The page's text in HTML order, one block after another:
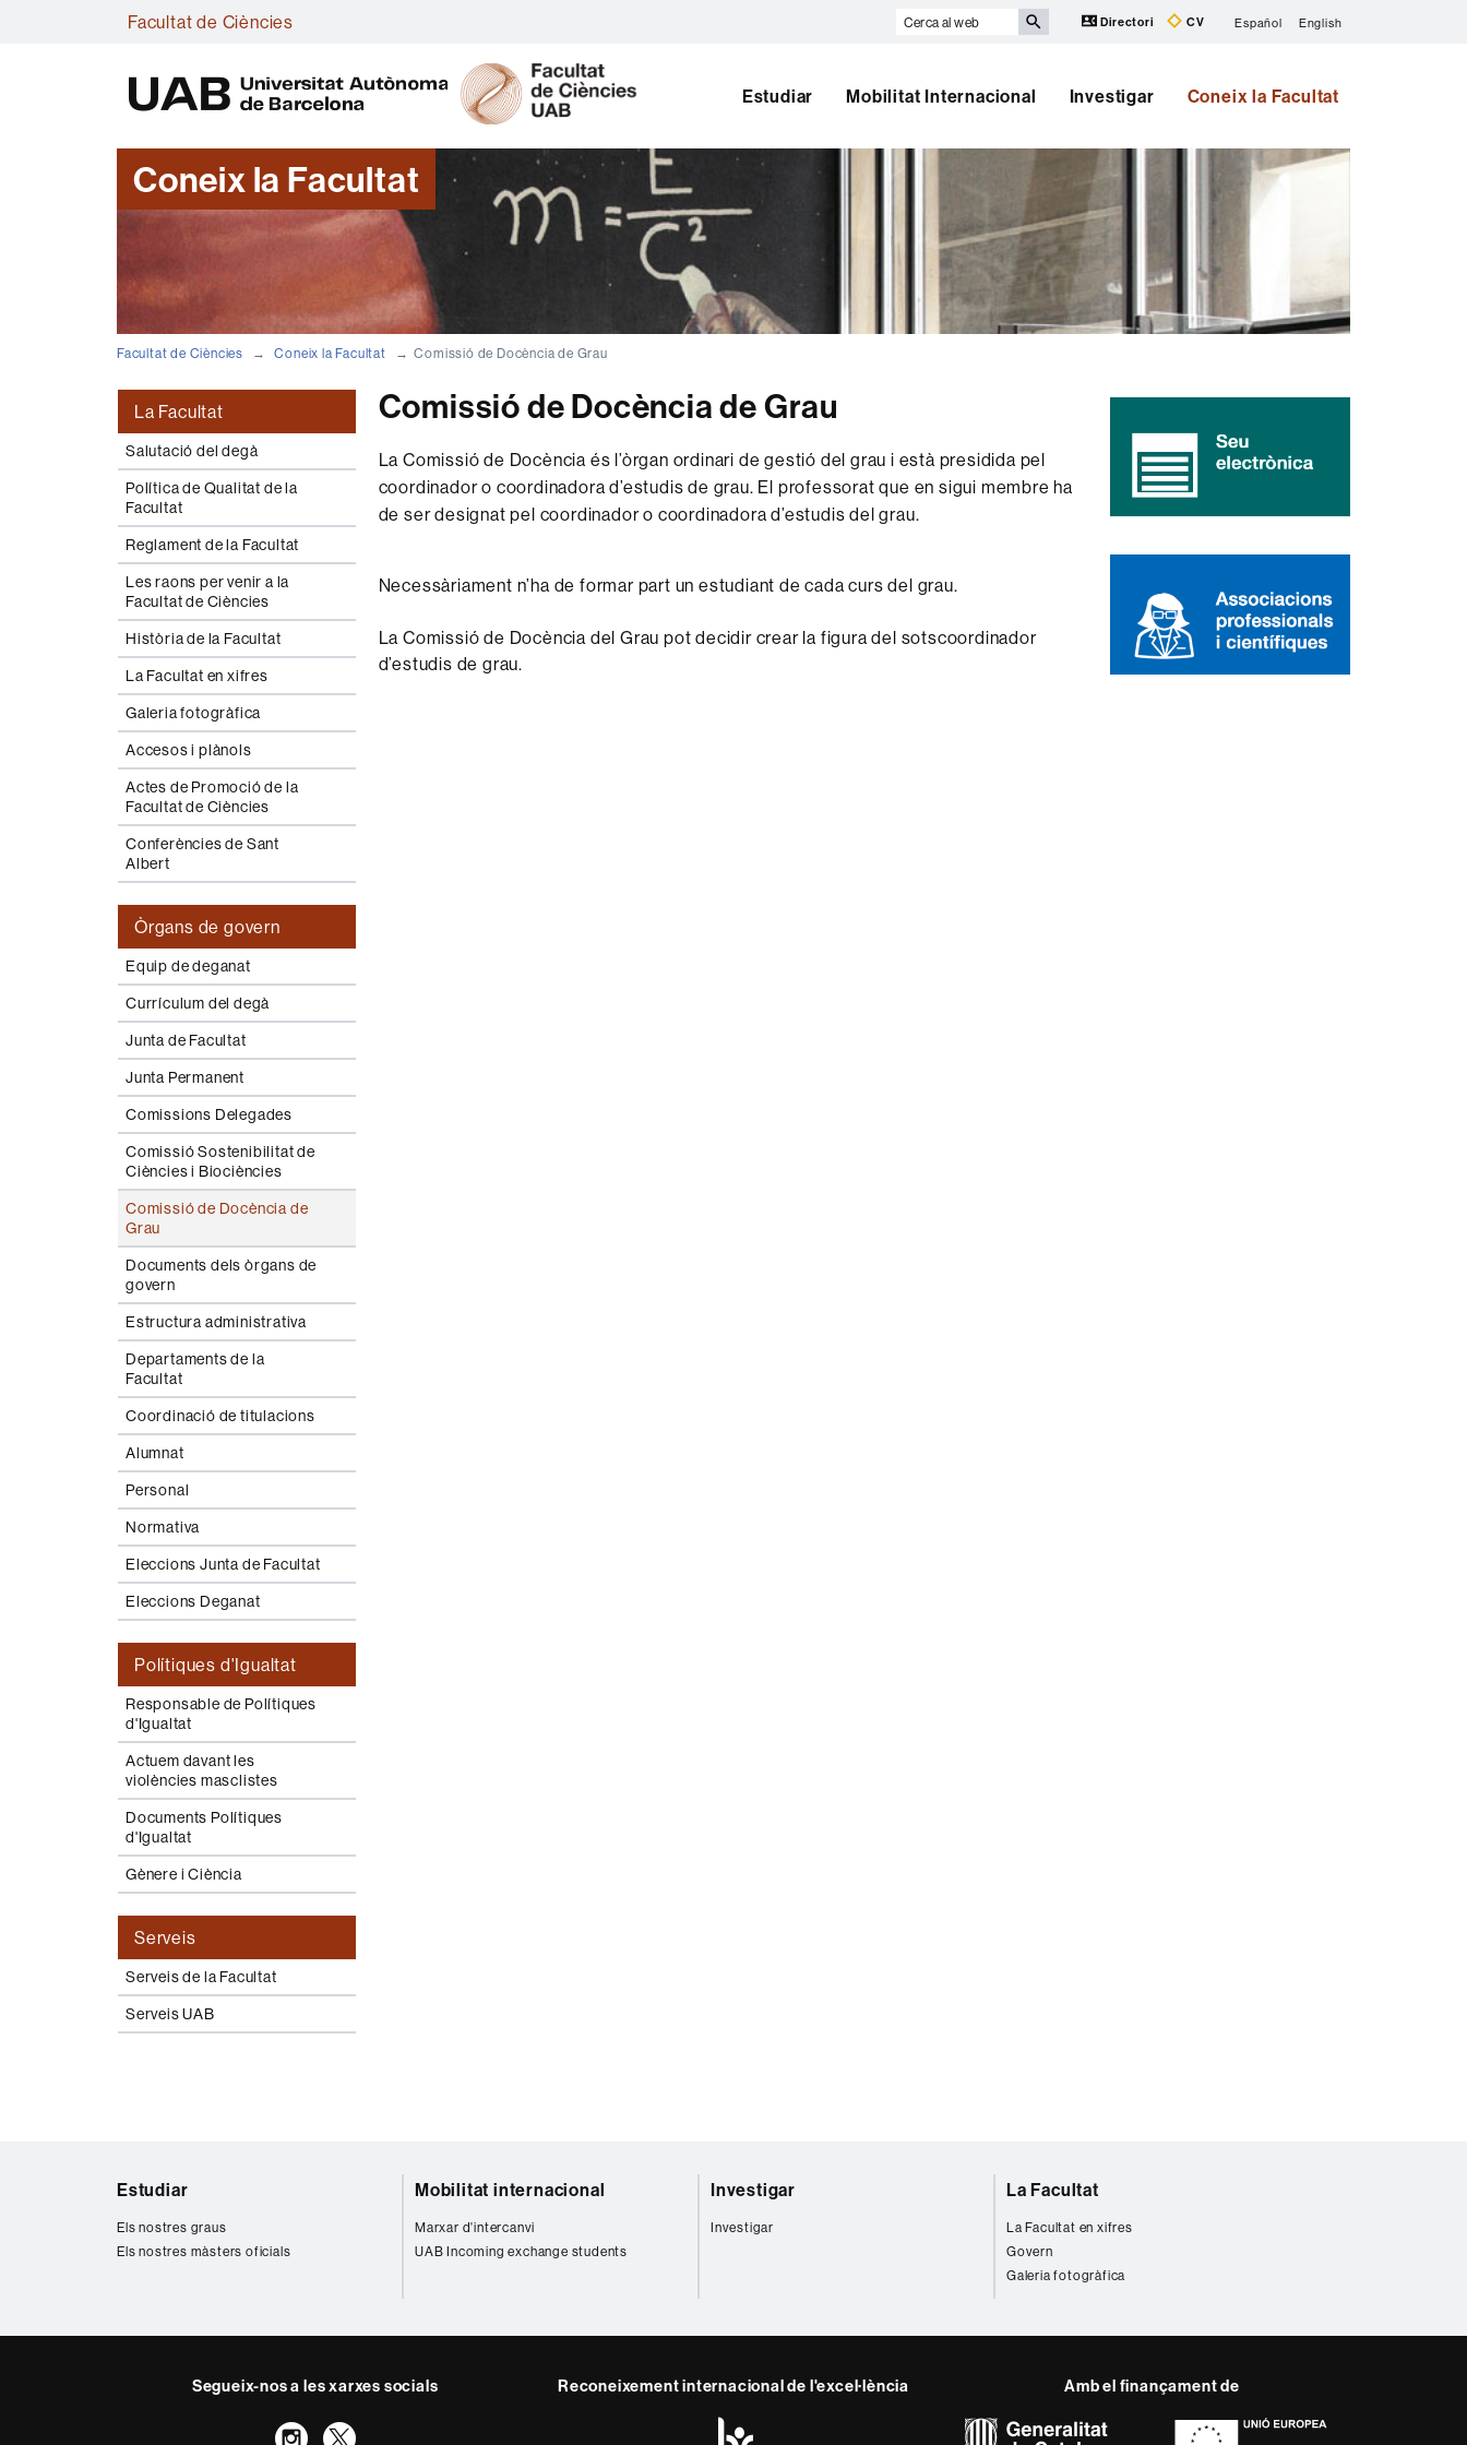
Facultat de Ciències
Cerca
Directori CV Español English
B
Estudiar Mobilitat Internacional Investigar Coneix la Facultat
Coneix la Facultat
Facultat de Ciències Coneix la Facultat Comissió de Docència de Grau
La Facultat
Salutació del degà
Política de Qualitat de la
Facultat
Reglament de la Facultat
Les raons per venir a la
Facultat de Ciències
Història de la Facultat
La Facultat en xifres
Galeria fotogràfica
Accesos i plànols
Actes de Promoció de la
Facultat de Ciències
Conferències de Sant
Albert
Òrgans de govern
Equip de deganat
Currículum del degà
Junta de Facultat
Junta Permanent
Comissions Delegades
Comissió Sostenibilitat de
Ciències i Biociències
Comissió de Docència de
Grau
Documents dels òrgans de
govern
Estructura administrativa
Departaments de la
Facultat
Coordinació de titulacions
Alumnat
Personal
Normativa
Eleccions Junta de Facultat
Eleccions Deganat
Polítiques d'Igualtat
Responsable de Polítiques
d'Igualtat
Actuem davant les
violències masclistes
Documents Polítiques
d'Igualtat
Gènere i Ciència
Serveis
Serveis de la Facultat
Serveis UAB
Comissió de Docència de Grau
La Comissió de Docència és l’òrgan ordinari de gestió del grau i està presidida pel
coordinador o coordinadora d’estudis de grau. El professorat que en sigui membre ha
de ser designat pel coordinador o coordinadora d’estudis del grau.
Necessàriament n’ha de formar part un estudiant de cada curs del grau.
La Comissió de Docència del Grau pot decidir crear la figura del sotscoordinador
d’estudis de grau.
Informació
complementària
Estudiar
Els nostres graus
Els nostres màsters oficials
Mobilitat internacional
Marxar d'intercanvi
UAB Incoming exchange students
Investigar
Investigar
La Facultat
La Facultat en xifres
Govern
Galeria fotogràfica
Segueix-nos a les xarxes socials Reconeixement internacional de l'excel·lència Amb el finançament de